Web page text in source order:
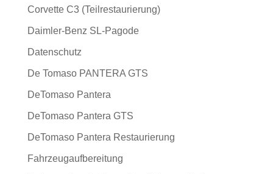
Corvette C3 (Teilrestaurierung)
Daimler-Benz SL-Pagode
Datenschutz
De Tomaso PANTERA GTS
DeTomaso Pantera
DeTomaso Pantera GTS
DeTomaso Pantera Restaurierung
Fahrzeugaufbereitung